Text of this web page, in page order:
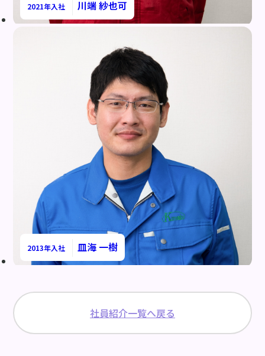
2021年入社 川端 紗也可
2013年入社 皿海 一樹
社員紹介一覧へ戻る